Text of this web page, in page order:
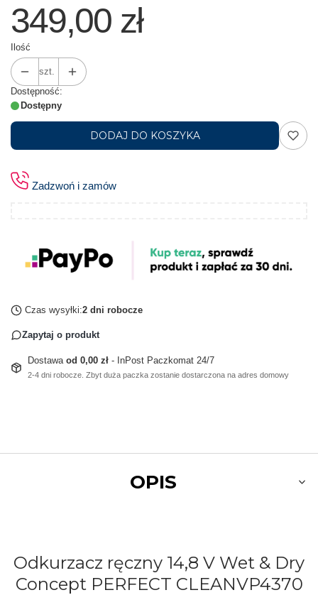
349,00 zł
Ilość
szt.
Dostępność:
Dostępny
DODAJ DO KOSZYKA
Zadzwoń i zamów
Czas wysyłki:2 dni robocze
Zapytaj o produkt
Dostawa od 0,00 zł - InPost Paczkomat 24/7
2-4 dni robocze. Zbyt duża paczka zostanie dostarczona na adres domowy
OPIS
Odkurzacz ręczny 14,8 V Wet & Dry
Concept PERFECT CLEANVP4370